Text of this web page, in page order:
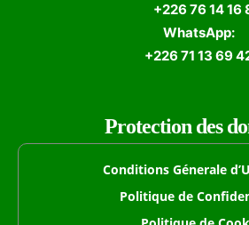
+226 76 14 16
WhatsApp:
+226 71 13 69
Protection des
Conditions Génerale
Politique de